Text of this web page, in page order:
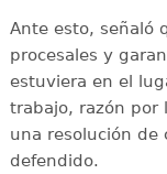
Ante esto, señaló
procesales y
estuviera en el
trabajo, razón por
una resolución de
defendido.